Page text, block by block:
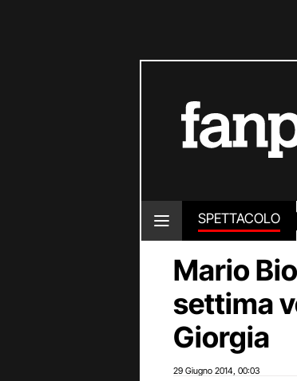
SPETTACOLO
Mario
settima
Giorgia
29 Giugno 2014 00:03